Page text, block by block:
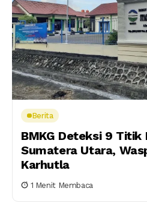
Berita
BMKG Deteksi 9 Titik
Sumatera Utara,
Karhutla
1 Menit Membaca